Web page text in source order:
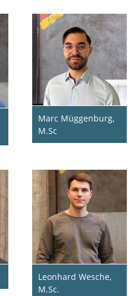
Marc Müggenburg,
M.Sc
Leonhard Wesche,
M.Sc.